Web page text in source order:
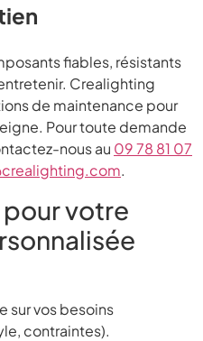
fiables, résistants
Crealighting
de maintenance pour
Pour toute demande
nous au 09 78 81 07
.
votre
sur vos besoins
contraintes).